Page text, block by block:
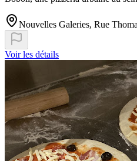
Nouvelles Galeries, Rue
Voir les détails